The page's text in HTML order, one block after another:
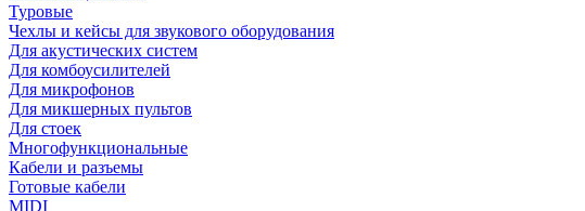
Туровые
Чехлы и кейсы для звукового оборудования
Для акустических систем
Для комбоусилителей
Для микрофонов
Для микшерных пультов
Для стоек
Многофункциональные
Кабели и разъемы
Готовые кабели
MIDI